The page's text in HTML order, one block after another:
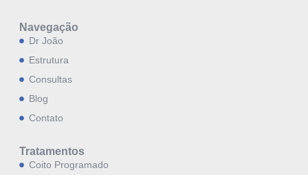
Navegação
Dr João
Estrutura
Consultas
Blog
Contato
Tratamentos
Coito Programado